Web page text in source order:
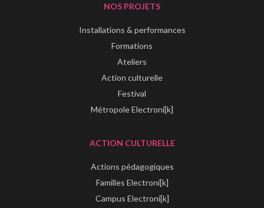
NOS PROJETS
Installations & performances
Formations
Ateliers
Action culturelle
Festival
Métropole Electroni[k]
ACTION CULTURELLE
Actions pédagogiques
Familles Electroni[k]
Campus Electroni[k]